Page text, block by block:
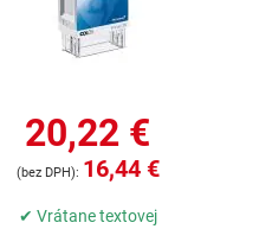
20,22 €
16,44 €
✔ Vrátane textovej